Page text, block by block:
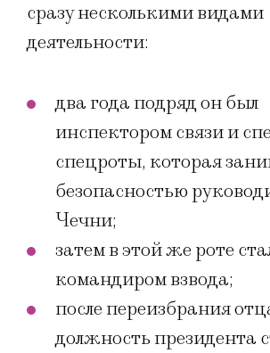
сразу несколькими видами
деятельности:
два года подряд он был
инспектором связи и
спецроты, которая
безопасностью
Чечни;
затем в этой же роте
командиром взвода;
после переизбрания
должность президента